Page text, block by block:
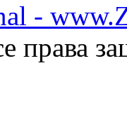
-
права